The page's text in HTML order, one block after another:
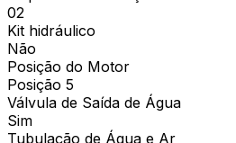
02
Kit hidráulico
Não
Posição do Motor
Posição 5
Válvula de Saída de Água
Sim
Tubulação de Água e Ar